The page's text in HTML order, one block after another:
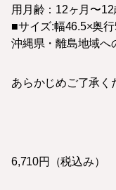
用月齢：12ヶ月〜
■サイズ:幅46.5×奥
沖縄県・離島地域へ
あらかじめご了承く
6,710円（税込み）